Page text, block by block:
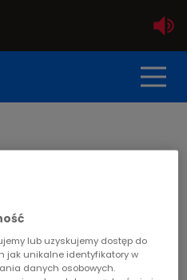
i
lub uzyskujemy dostęp do
jak unikalne identyfikatory w
danych osobowych.